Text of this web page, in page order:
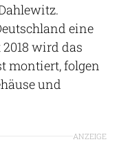
eine
wird das
montiert, folgen
und
ANZEIGE